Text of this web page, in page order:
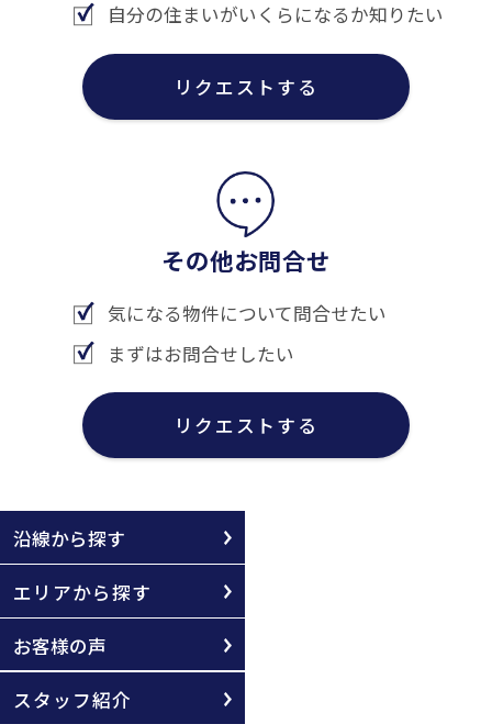
自分の住まいがいくらになるか知りたい
リクエストする
その他お問合せ
気になる物件について問合せたい
まずはお問合せしたい
リクエストする
沿線から探す
エリアから探す
お客様の声
スタッフ紹介